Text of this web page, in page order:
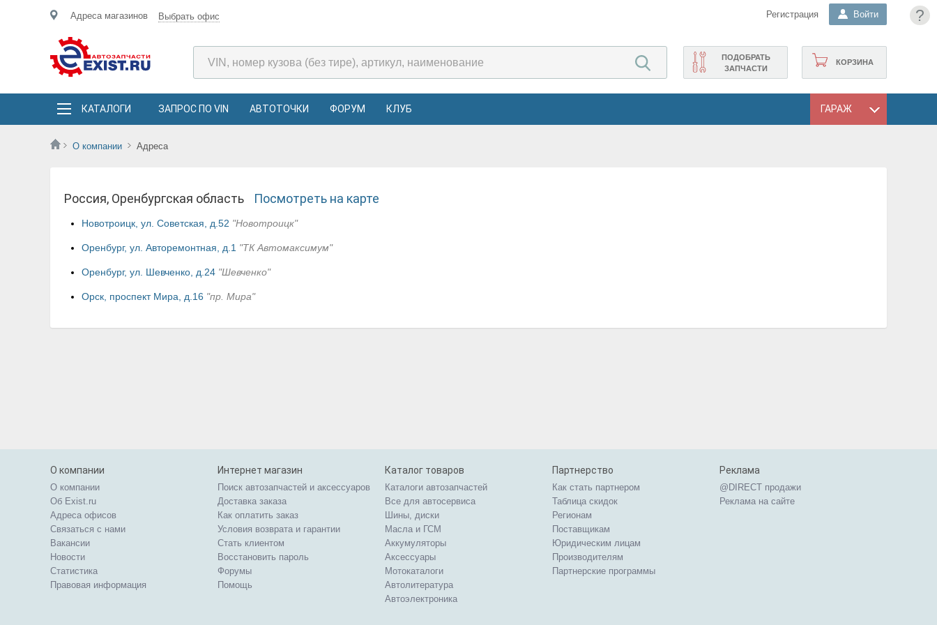
?
Адреса магазинов Выбрать офис Регистрация Войти
КОРЗИНА
ПОДОБРАТЬ
ЗАПЧАСТИ
КАТАЛОГИ ЗАПРОС ПО VIN АВТОТОЧКИ ФОРУМ КЛУБ ГАРАЖ
О компании Адреса
Россия, Оренбургская область Посмотреть на карте
Новотроицк, ул. Советская, д.52 "Новотроицк"
Оренбург, ул. Авторемонтная, д.1 "ТК Автомаксимум"
Оренбург, ул. Шевченко, д.24 "Шевченко"
Орск, проспект Мира, д.16 "пр. Мира"
О компании
О компании
Об Exist.ru
Адреса офисов
Связаться с нами
Вакансии
Новости
Статистика
Правовая информация
Интернет магазин
Поиск автозапчастей и аксессуаров
Доставка заказа
Как оплатить заказ
Условия возврата и гарантии
Стать клиентом
Восстановить пароль
Форумы
Помощь
Каталог товаров
Каталоги автозапчастей
Все для автосервиса
Шины, диски
Масла и ГСМ
Аккумуляторы
Аксессуары
Мотокаталоги
Автолитература
Автоэлектроника
Партнерство
Как стать партнером
Таблица скидок
Регионам
Поставщикам
Юридическим лицам
Производителям
Партнерские программы
Реклама
@DIRECT продажи
Реклама на сайте